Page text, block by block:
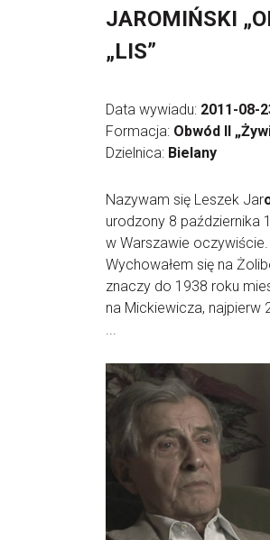
JAROMIŃSKI
„LIS”
Data wywiadu: 2011-08-
Formacja: Obwód II
Dzielnica: Bielany
Nazywam się Leszek Jar
urodzony 8 października
w Warszawie oczywiście.
Wychowałem się na
znaczy do 1938 roku
na Mickiewicza, najpierw
...